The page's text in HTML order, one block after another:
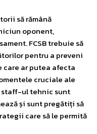
să rămână
oponent,
FCSB trebuie să
pentru a preveni
ar putea afecta
cruciale ale
staff-ul tehnic sunt
și sunt pregătiți să
care să le permită